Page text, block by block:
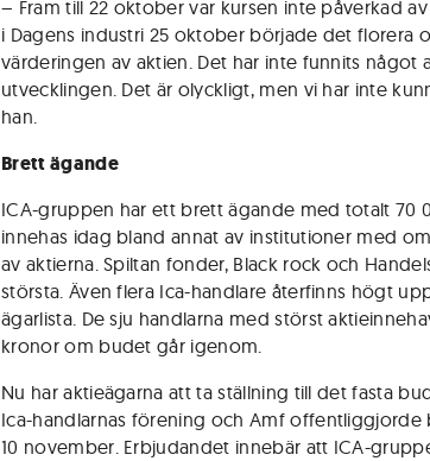
– Fram till 22 oktober var kursen inte påverkad
i Dagens industri 25 oktober började det florera
värderingen av aktien. Det har inte funnits något
utvecklingen. Det är olyckligt, men vi har inte
han.
Brett ägande
ICA-gruppen har ett brett ägande med totalt 70
innehas idag bland annat av institutioner med
av aktierna. Spiltan fonder, Black rock och
största. Även flera Ica-handlare återfinns högt
ägarlista. De sju handlarna med störst
kronor om budet går igenom.
Nu har aktieägarna att ta ställning till det fasta
Ica-handlarnas förening och Amf
10 november. Erbjudandet innebär att ICA-